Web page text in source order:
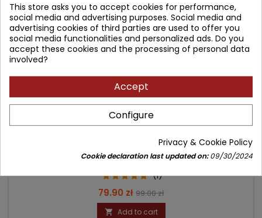
PRAWO MEDYCZNE DLA PIELĘGNIAREK
Author: Dorota Karkowska
(1)
Price
79.90 zł Regular
price
99.00 zł
 Add to cart
This store asks you to accept cookies for performance,
social media and advertising purposes. Social media and
advertising cookies of third parties are used to offer you
social media functionalities and personalized ads. Do you
accept these cookies and the processing of personal data
involved?
Accept
Configure
Privacy & Cookie Policy
Cookie declaration last updated on:09/30/2024